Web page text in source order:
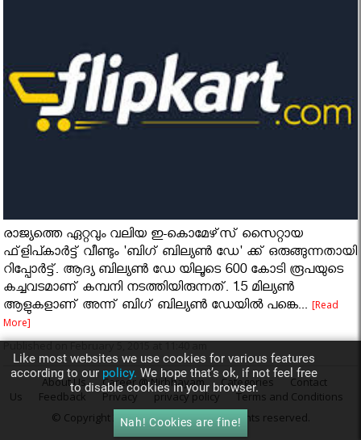
രാജ്യത്തെ ഏറ്റവും വലിയ ഇ-കൊമേഴ്‌സ് സൈറ്റായ
ഫ്‌ളിപ്കാർട്ട് വീണ്ടും 'ബിഗ് ബില്യണ്‍ ഡേ' ക്ക് ഒരുങ്ങുന്നതായി
റിപ്പോർട്ട്. ആദ്യ ബില്യണ്‍ ഡേ യിലൂടെ 600 കോടി രൂപയുടെ
കച്ചവടമാണ് കമ്പനി നടത്തിയിരുന്നത്. 1.5 മില്യണ്‍
ആളുകളാണ് അന്ന് ബിഗ് ബില്യണ്‍ ഡേയില്‍ പങ്കെ...[Read
More]
Published on February 5, 2015 at 11:40 am
About Us Career @ Nirbhayam Categories
Contact
Us
Feedback Privacy privacy policy
Terms and Conditions
© Copyright 2015Nirbhayam.com . All rights reserved.
Like most websites we use cookies for various features
according to our policy. We hope that’s ok, if not feel free
to disable cookies in your browser.
Nah! Cookies are fine!